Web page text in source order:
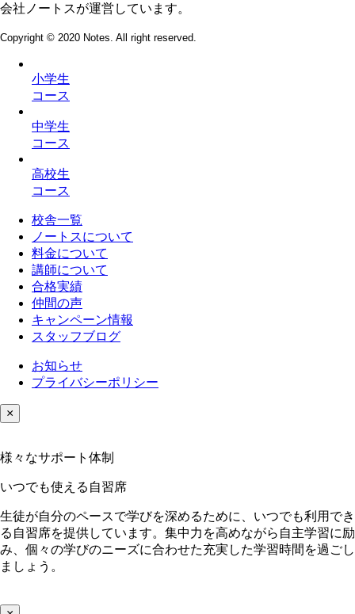
会社ノートスが運営しています。
Copyright © 2020 Notes. All right reserved.
小学生
コース
中学生
コース
高校生
コース
校舎一覧
ノートスについて
料金について
講師について
合格実績
仲間の声
キャンペーン情報
スタッフブログ
お知らせ
プライバシーポリシー
×
様々なサポート体制
いつでも使える自習席
生徒が自分のペースで学びを深めるために、いつでも利用でき
る自習席を提供しています。集中力を高めながら自主学習に励
み、個々の学びのニーズに合わせた充実した学習時間を過ごし
ましょう。